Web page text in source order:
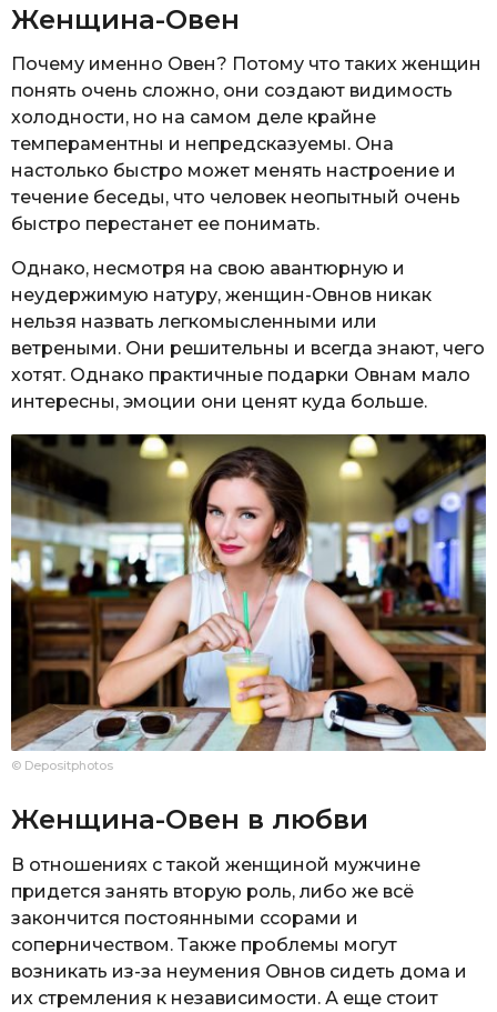
Женщина-Овен
Почему именно Овен? Потому что таких женщин
понять очень сложно, они создают видимость
холодности, но на самом деле крайне
темпераментны и непредсказуемы. Она
настолько быстро может менять настроение и
течение беседы, что человек неопытный очень
быстро перестанет ее понимать.
Однако, несмотря на свою авантюрную и
неудержимую натуру, женщин-Овнов никак
нельзя назвать легкомысленными или
ветреными. Они решительны и всегда знают, чего
хотят. Однако практичные подарки Овнам мало
интересны, эмоции они ценят куда больше.
© Depositphotos
Женщина-Овен в любви
В отношениях с такой женщиной мужчине
придется занять вторую роль, либо же всё
закончится постоянными ссорами и
соперничеством. Также проблемы могут
возникать из-за неумения Овнов сидеть дома и
их стремления к независимости. А еще стоит